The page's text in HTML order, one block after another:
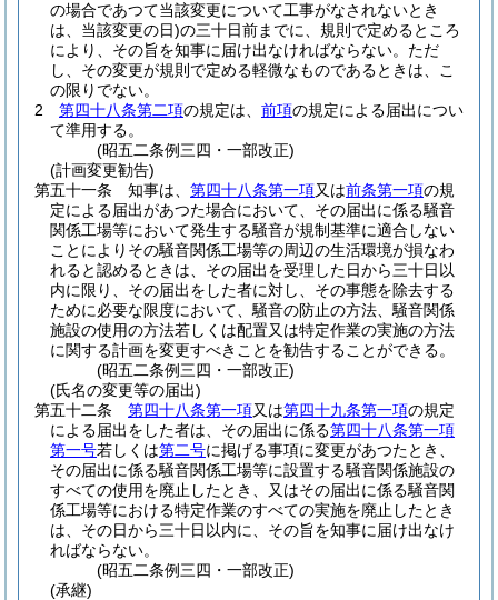
の場合であつて当該変更について工事がなされないとき
は、当該変更の日)の三十日前までに、規則で定めるところ
により、その旨を知事に届け出なければならない。 ただ
し、その変更が規則で定める軽微なものであるときは、こ
の限りでない。
2
第四十八条第二項の規定は、 前項の規定による届出につい
て準用する。
(昭五二条例三四・一部改正)
(計画変更勧告)
第五十一条
知事は、 第四十八条第一項又は前条第一項の規
定による届出があつた場合において、その届出に係る騒音
関係工場等において発生する騒音が規制基準に適合しない
ことによりその騒音関係工場等の周辺の生活環境が損なわ
れると認めるときは、その届出を受理した日から三十日以
内に限り、その届出をした者に対し、その事態を除去する
ために必要な限度において、騒音の防止の方法、騒音関係
施設の使用の方法若しくは配置又は特定作業の実施の方法
に関する計画を変更すべきことを勧告することができる。
(昭五二条例三四・一部改正)
(氏名の変更等の届出)
第五十二条
第四十八条第一項又は第四十九条第一項の規定
による届出をした者は、その届出に係る第四十八条第一項
第一号若しくは第二号に掲げる事項に変更があつたとき、
その届出に係る騒音関係工場等に設置する騒音関係施設の
すべての使用を廃止したとき、又はその届出に係る騒音関
係工場等における特定作業のすべての実施を廃止したとき
は、その日から三十日以内に、その旨を知事に届け出なけ
ればならない。
(昭五二条例三四・一部改正)
(承継)